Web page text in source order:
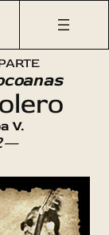
En la orilla del
V.